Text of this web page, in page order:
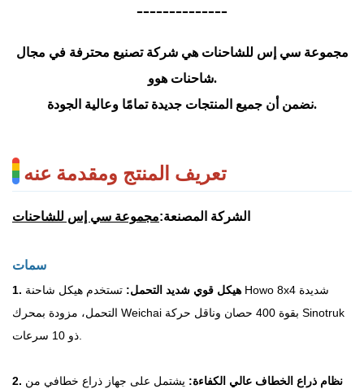
--------------
مجموعة سي إس للشاحنات هي شركة تصنيع محترفة في مجال
شاحنات هوو.
نضمن أن جميع المنتجات جديدة تمامًا وعالية الجودة.
تعريف المنتج ومقدمة عنه
الشركة المصنعة:مجموعة سي إس للشاحنات
سمات
1. هيكل قوي شديد التحمل: تستخدم هيكل شاحنة Howo 8x4 شديدة
التحمل، مزودة بمحرك Weichai بقوة 400 حصان وناقل حركة Sinotruk
ذو 10 سرعات.
2. نظام ذراع الخطاف عالي الكفاءة: يشتمل على جهاز ذراع خطافي من